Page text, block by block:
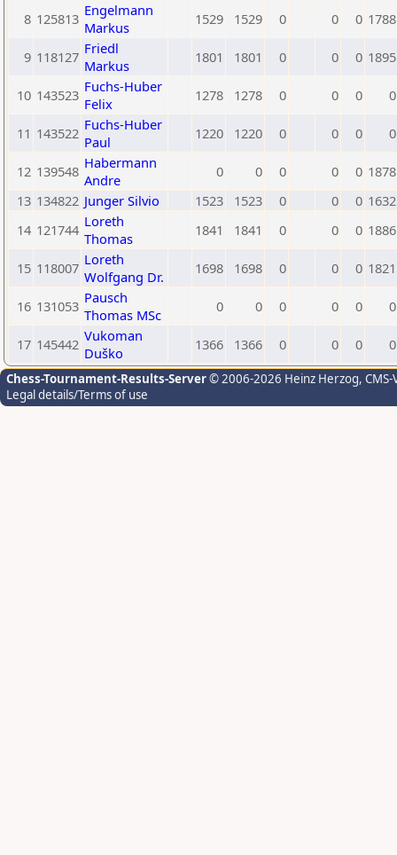
8 125813 Engelmann
Markus
1529 1529 0 0 0 1788
9 118127 Friedl
Markus
1801 1801 0 0 0 1895
10 143523 Fuchs-Huber
Felix
1278 1278 0 0 0 0
11 143522 Fuchs-Huber
Paul
1220 1220 0 0 0 0
12 139548 Habermann
Andre
0 0 0 0 0 1878
13 134822 Junger Silvio 1523 1523 0 0 0 1632
14 121744 Loreth
Thomas
1841 1841 0 0 0 1886
15 118007 Loreth
Wolfgang Dr.
1698 1698 0 0 0 1821
16 131053 Pausch
Thomas MSc
0 0 0 0 0 0
17 145442 Vukoman
Duško
1366 1366 0 0 0 0
Chess-Tournament-Results-Server© 2006-2026 Heinz Herzog,
Legal details/Terms of use